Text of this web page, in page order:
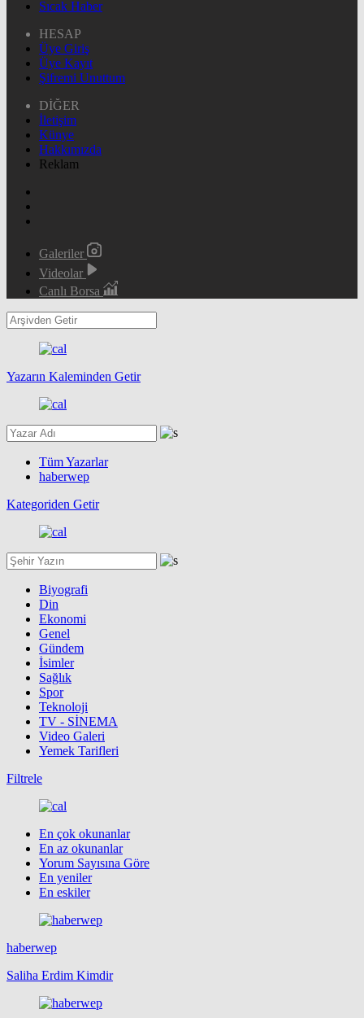
Sıcak Haber
HESAP
Üye Giriş
Üye Kayıt
Şifremi Unuttum
DİĞER
İletişim
Künye
Hakkımızda
Reklam
Galeriler
Videolar
Canlı Borsa
Yazarın Kaleminden Getir
Tüm Yazarlar
haberwep
Kategoriden Getir
Biyografi
Din
Ekonomi
Genel
Gündem
İsimler
Sağlık
Spor
Teknoloji
TV - SİNEMA
Video Galeri
Yemek Tarifleri
Filtrele
En çok okunanlar
En az okunanlar
Yorum Sayısına Göre
En yeniler
En eskiler
haberwep
Saliha Erdim Kimdir